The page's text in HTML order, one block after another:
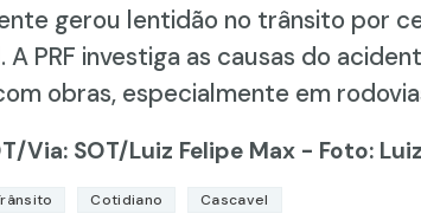
gerou lentidão no trânsito por
A PRF investiga as causas do
obras, especialmente em
/Via: SOT/Luiz Felipe Max - Foto:
Cotidiano Cascavel